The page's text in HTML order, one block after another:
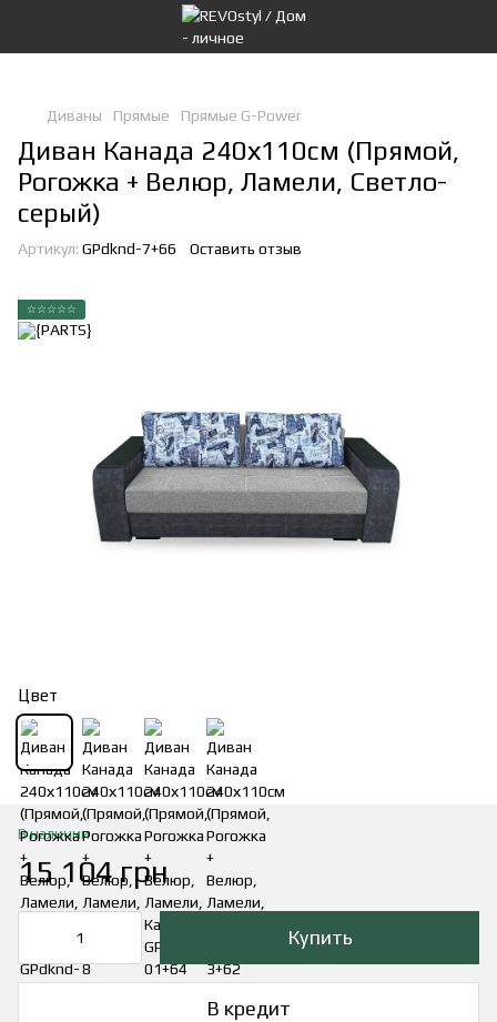
Диваны Прямые Прямые G-Power
Диван Канада 240х110см (Прямой,
Рогожка + Велюр, Ламели, Светло-
серый)
Артикул: GPdknd-7+66 Оставить отзыв
☆☆☆☆☆
Цвет
В наличии
15 104 грн
Купить
В кредит